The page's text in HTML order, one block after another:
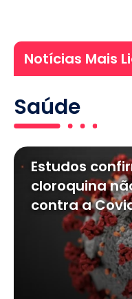
Notícias Mais
Saúde
Estudos
cloroquina
contra a